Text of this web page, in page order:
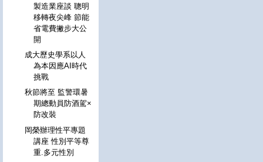
製造業座談 聰明
移轉夜尖峰 節能
省電費撇步大公
開
成大歷史學系以人
為本因應AI時代
挑戰
秋節將至 監警環暑
期總動員防酒駕×
防改裝
岡榮辦理性平專題
講座 性別平等尊
重.多元性別